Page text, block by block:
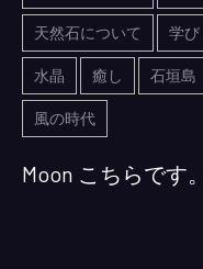
天然石について 学び
水晶 癒し 石垣島
風の時代
Moon こちらです。